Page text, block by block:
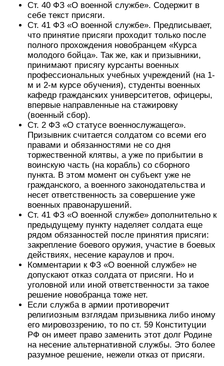
Ст. 40 ФЗ «О военной службе». Содержит в
себе текст присяги.
Ст. 41 ФЗ «О военной службе». Предписывает,
что принятие присяги проходит только после
полного прохождения новобранцем «Курса
молодого бойца». Так же, как и призывники,
принимают присягу курсанты военных
профессиональных учебных учреждений (на 1-
м и 2-м курсе обучения), студенты военных
кафедр гражданских университетов, офицеры,
впервые направленные на стажировку
(военный сбор).
Ст. 2 ФЗ «О статусе военнослужащего».
Призывник считается солдатом со всеми его
правами и обязанностями не со дня
торжественной клятвы, а уже по прибытии в
воинскую часть (на корабль) со сборного
пункта. В этом момент он субъект уже не
гражданского, а военного законодательства и
несет ответственность за совершение уже
военных правонарушений.
Ст. 41 ФЗ «О военной службе» дополнительно к
предыдущему пункту наделяет солдата еще
рядом обязанностей после принятия присяги:
закрепление боевого оружия, участие в боевых
действиях, несение караулов и проч.
Комментарии к ФЗ «О военной службе» не
допускают отказ солдата от присяги. Но и
уголовной или иной ответственности за такое
решение новобранца тоже нет.
Если служба в армии противоречит
религиозным взглядам призывника либо иному
его мировоззрению, то по ст. 59 Конституции
РФ он имеет право заменить этот долг Родине
на несение альтернативной службы. Это более
разумное решение, нежели отказ от присяги.